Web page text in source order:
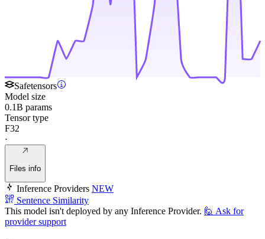
Safetensors
Model size
0.1B params
Tensor type
F32
·
Files info
Inference Providers NEW
Sentence Similarity
This model isn't deployed by any Inference Provider. 🙋 Ask for
provider support